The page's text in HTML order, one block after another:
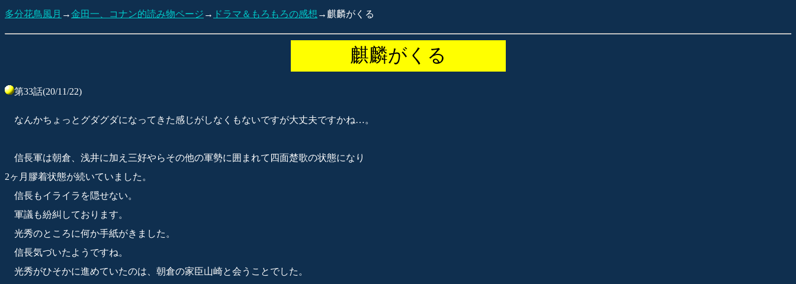
多分花鳥風月 →金田一、コナン的読み物ページ → ドラマ＆もろもろの感想 →麒麟がくる
麒麟がくる
第33話(20/11/22)
なんかちょっとグダグダになってきた感じがしなくもないですが大丈夫ですかね…。
信長軍は朝倉、浅井に加え三好やらその他の軍勢に囲まれて四面楚歌の状態になり
2ヶ月膠着状態が続いていました。
信長もイライラを隠せない。
軍議も紛糾しております。
光秀のところに何か手紙がきました。
信長気づいたようですね。
光秀がひそかに進めていたのは、朝倉の家臣山崎と会うことでした。